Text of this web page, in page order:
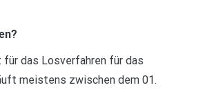
das Losverfahren für das
meistens zwischen dem 01.